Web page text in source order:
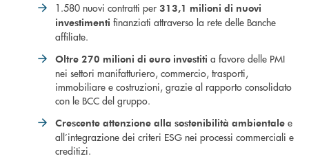
1.580 nuovi contratti per 313,1 milioni di nuovi
investimenti finanziati attraverso la rete delle Banche
affiliate.
Oltre 270 milioni di euro investiti a favore delle PMI
nei settori manifatturiero, commercio, trasporti,
immobiliare e costruzioni, grazie al rapporto consolidato
con le BCC del gruppo.
Crescente attenzione alla sostenibilità ambientale e
all’integrazione dei criteri ESG nei processi commerciali e
creditizi.